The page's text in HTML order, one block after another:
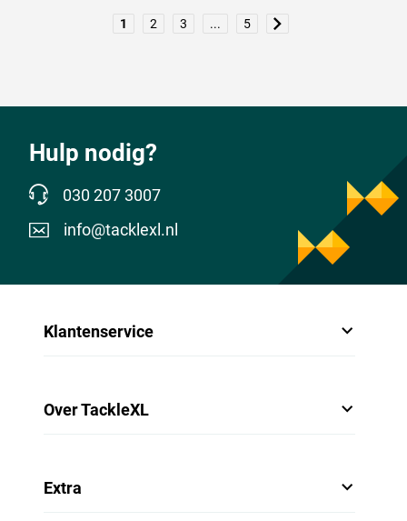
1 2 3 ... 5
Hulp nodig?
030 207 3007
info@tacklexl.nl
Klantenservice
Over TackleXL
Extra